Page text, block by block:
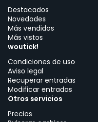
Destacados
Novedades
Más vendidos
Más vistos
woutick!
Condiciones de uso
Aviso legal
Recuperar entradas
Modificar entradas
Otros servicios
Precios